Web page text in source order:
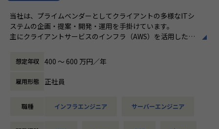
▼インフラ系
・ECクラウド基盤設計（AWS／VMware）
・アプリ向けサーバ設計構築（Docker／Azure）
ctive Directory）
＜安心のサポート体制＞
└配属先はチーム＋教育係体制で、すぐ相談できる環境を整
当社は、プライムベンダーとしてクライアントの多様なITシ
ステムの企画・提案・開発・運用を手掛けています。
主にクライアントサービスのインフラ（AWS）を活用したシ
■具体的な業務内容
・AWSのクラウドサービスを活用したシステム基盤の設計/
構築/運用
ラの構成管理
想定年収 400 〜 600 万円／年
雇用形態 正社員
職種 インフラエンジニア サーバーエンジニア